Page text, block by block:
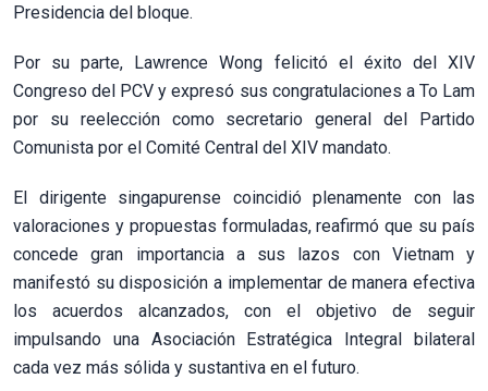
Presidencia del bloque.
Por su parte, Lawrence Wong felicitó el éxito del XIV
Congreso del PCV y expresó sus congratulaciones a To Lam
por su reelección como secretario general del Partido
Comunista por el Comité Central del XIV mandato.
El dirigente singapurense coincidió plenamente con las
valoraciones y propuestas formuladas, reafirmó que su país
concede gran importancia a sus lazos con Vietnam y
manifestó su disposición a implementar de manera efectiva
los acuerdos alcanzados, con el objetivo de seguir
impulsando una Asociación Estratégica Integral bilateral
cada vez más sólida y sustantiva en el futuro.